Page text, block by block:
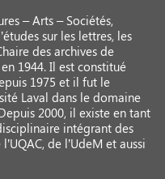
– Arts – Sociétés,
sur les lettres, les
des archives de
1944. Il est constitué
1975 et il fut le
Laval dans le domaine
2000, il existe en tant
intégrant des
de l’UdeM et aussi